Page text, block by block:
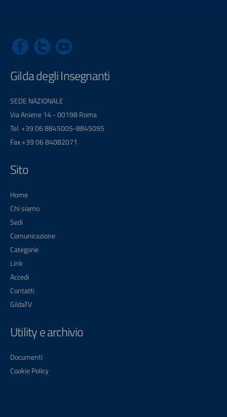
Gilda degli Insegnanti
SEDE NAZIONALE
Via Aniene 14 - 00198 Roma
Tel. +39 06 8845005-8845095
Fax +39 06 84082071
Sito
Home
Chi siamo
Sedi
Comunicazione
Categorie
Link
Accedi
Contatti
GildaTV
Utility e archivio
Documenti
Cookie Policy